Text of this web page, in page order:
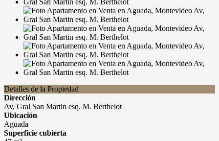
Detalles de la Propiedad
Dirección
Av, Gral San Martin esq. M. Berthelot
Ubicación
Aguada
Superficie cubierta